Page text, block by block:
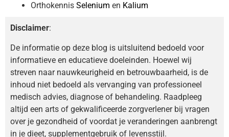
Orthokennis Selenium en Kalium
Disclaimer:
De informatie op deze blog is uitsluitend bedoeld voor
informatieve en educatieve doeleinden. Hoewel wij
streven naar nauwkeurigheid en betrouwbaarheid, is de
inhoud niet bedoeld als vervanging van professioneel
medisch advies, diagnose of behandeling. Raadpleeg
altijd een arts of gekwalificeerde zorgverlener bij vragen
over je gezondheid of voordat je veranderingen aanbrengt
in je dieet, supplementgebruik of levensstijl.